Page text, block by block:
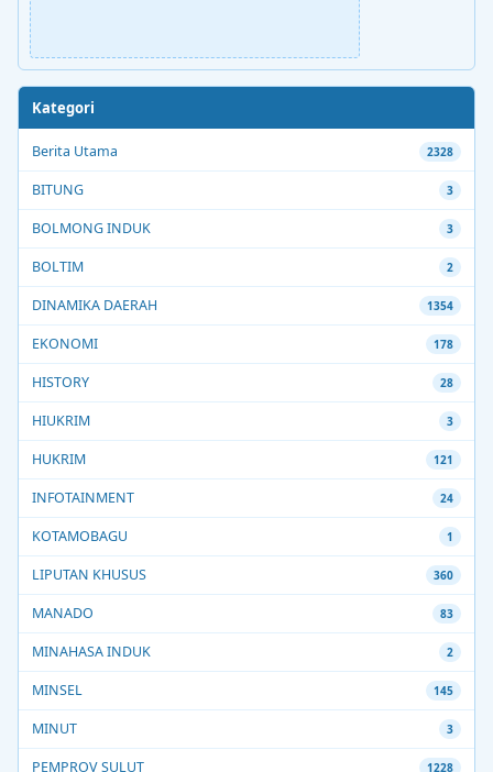
Kategori
Berita Utama 2328
BITUNG 3
BOLMONG INDUK 3
BOLTIM 2
DINAMIKA DAERAH 1354
EKONOMI 178
HISTORY 28
HIUKRIM 3
HUKRIM 121
INFOTAINMENT 24
KOTAMOBAGU 1
LIPUTAN KHUSUS 360
MANADO 83
MINAHASA INDUK 2
MINSEL 145
MINUT 3
PEMPROV SULUT 1228